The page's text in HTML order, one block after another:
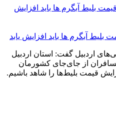
بلیط آبگرم ها باید افزایش یابد
اردبیل گفت: استان اردبیل
از جای‌جای کشورمان
قیمت بلیط‌ها را شاهد باشیم.